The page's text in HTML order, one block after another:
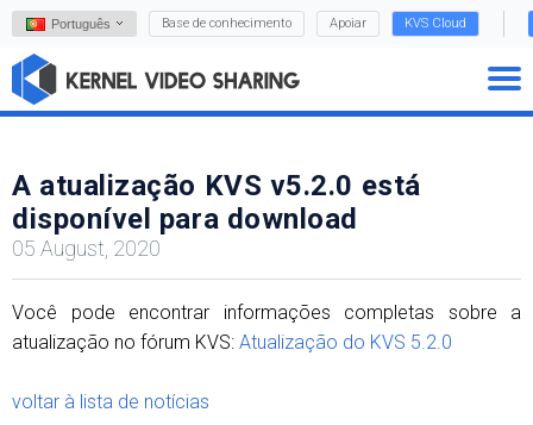
Português Base de conhecimento Apoiar KVS Cloud
A atualização KVS v5.2.0 está
disponível para download
05 August, 2020
Você pode encontrar informações completas sobre a
atualização no fórum KVS: Atualização do KVS 5.2.0
voltar à lista de notícias